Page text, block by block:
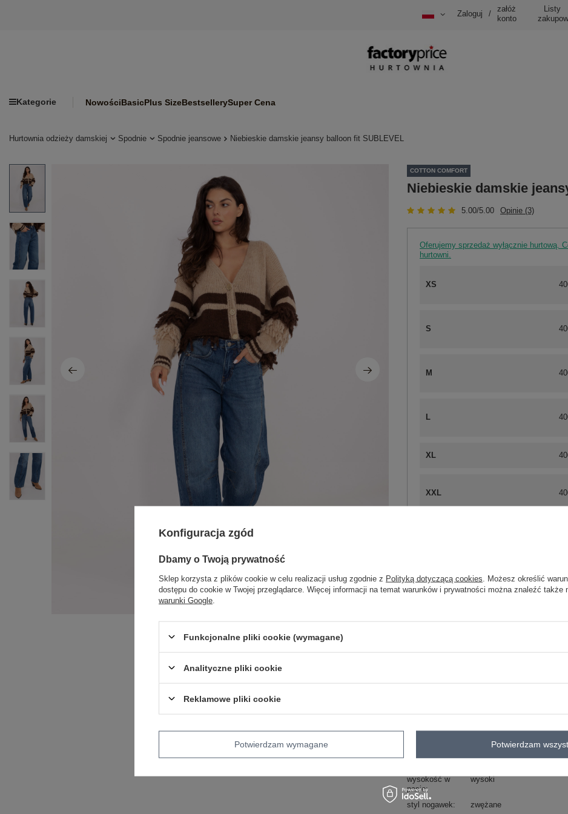
Zaloguj /
załóż
konto
Listy
Kategorie NowościBasicPlus SizeBestsellerySuper Cena
Hurtownia odzieży damskiej Spodnie Spodnie jeansowe Niebieskie damskie jeansy balloon fit SUBLEVEL
COTTON COMFORT
Niebieskie damskie
5.00/5.00 Opinie (3)
Oferujemy sprzedaż wyłącznie hurtową.
hurtowni.
XS
S
M
L
XL
XXL
Masz pytanie? Chętnie pomożemy.
Zadzwoń+48 601 547 740 Zadaj
wysokość w
pasie
wysoki
styl nogawek
zwężane
Konfiguracja zgód
Dbamy o Twoją prywatność
Sklep korzysta z plików cookie w celu realizacji usług zgodnie z Polityką dotyczącą cookies . Możesz określić
dostępu do cookie w Twojej przeglądarce. Więcej informacji na temat warunków i prywatności można znaleźć także
warunki Google
Funkcjonalne pliki cookie (wymagane)
Analityczne pliki cookie
Reklamowe pliki cookie
Potwierdzam wymagane Potwierdzam